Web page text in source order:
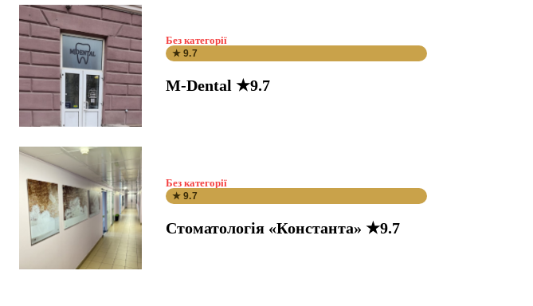
Без категорії
★ 9.7
M-Dental ★9.7
Без категорії
★ 9.7
Стоматологія «Константа» ★9.7